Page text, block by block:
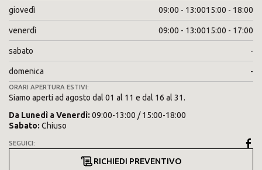
giovedì 09:00 - 13:0015:00 - 18:00
venerdì 09:00 - 13:0015:00 - 17:00
sabato -
domenica -
ORARI APERTURA ESTIVI:
Siamo aperti ad agosto dal 01 al 11 e dal 16 al 31.
Da Lunedì aVenerdì: 09:00-13:00 / 15:00-18:00
Sabato: Chiuso
SEGUICI:
RICHIEDI PREVENTIVO